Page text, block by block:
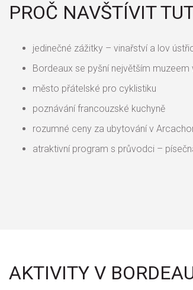
PROČ NAVŠTÍVIT
jedinečné zážitky – vinařství a lov
Bordeaux se pyšní největším muzeem
město přátelské pro cyklistiku
poznávání francouzské kuchyně
rozumné ceny za ubytování v
atraktivní program s průvodci –
AKTIVITY V